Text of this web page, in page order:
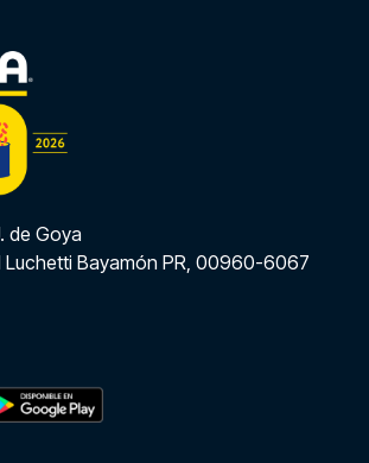
de Goya
Luchetti Bayamón PR, 00960-6067